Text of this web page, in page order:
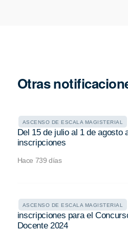
Otras
ASCENSO DE ESCALA MAGISTERIAL
Del 15 de julio al 1 de agosto
inscripciones
Hace 739 días
ASCENSO DE ESCALA MAGISTERIAL
inscripciones para el
Docente 2024